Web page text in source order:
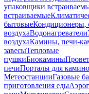
упаковщики
встраиваемые
бытовыеКондиционеры,
воздухаВодонагреватели
воздухаКамины, печи-
завесыТепловые
пушкиБиокамины
печиПорталы для
МетеостанцииГазовые
приготовления еды